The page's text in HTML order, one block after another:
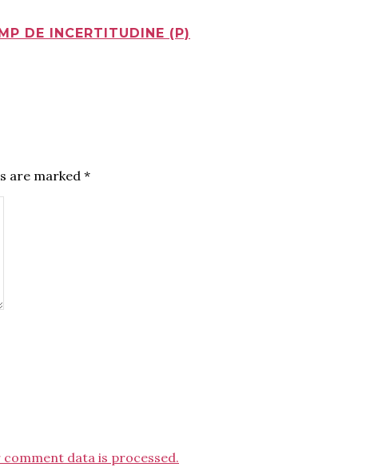
DE INCERTITUDINE (P)
are marked *
data is processed.